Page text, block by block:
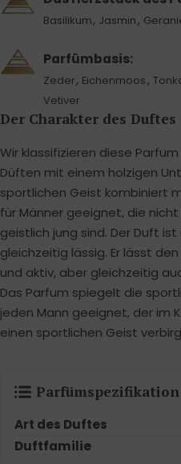
Basilikum, Jasmin ,
Parfümbasis:
Zeder, Eichenmoos ,
Vetiver
Der Charakter des Duftes
Wir klassifizieren diese
Düften mit einem holzigen
sportlichen Geist kombiniert
für Männer geeignet, die
geistlich jung sind. Der Duft
gleichzeitig lässig. Er lässt
und aktiv, aber gleichzeitig
Das Parfum spiegelt die
jeden Mann geeignet, der im
einen sportlichen Geist
Parfümspezifikation
Art des Duftes
Duftfamilie